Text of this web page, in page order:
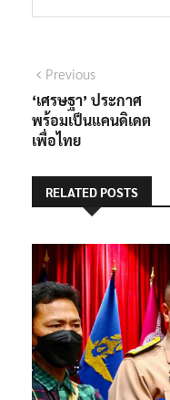
แนะแนว
เรื่อง
PreviousPrevious
post:
‘เศรษฐา’ ประกาศ
พร้อมเป็นแคนดิเดต
เพื่อไทย
RELATED POSTS